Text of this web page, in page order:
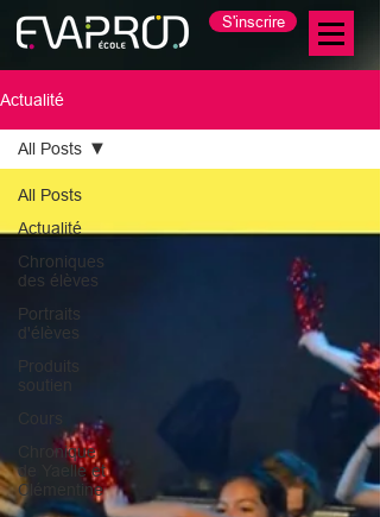
S'inscrire
Actualité
All Posts
Actualité
Chroniques
des élèves
Portraits
d'élèves
Produits
soutien
Cours
Chronique
de Yaelle et
Clémentine
All Posts